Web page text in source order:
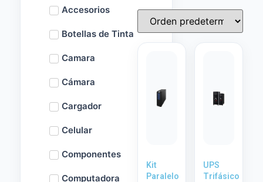
Accesorios
Botellas de Tinta
Camara
Cámara
Cargador
Celular
Componentes
Computadora
Kit
Paralelo
UPS
Trifásico